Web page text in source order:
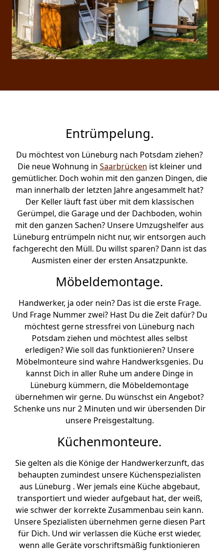
Entrümpelung.
Du möchtest von Lüneburg nach Potsdam ziehen?
Die neue Wohnung in Saarbrücken ist kleiner und
gemütlicher. Doch wohin mit den ganzen Dingen, die
man innerhalb der letzten Jahre angesammelt hat?
Der Keller läuft fast über mit dem klassischen
Gerümpel, die Garage und der Dachboden, wohin
mit den ganzen Sachen? Unsere Umzugshelfer aus
Lüneburg entrümpeln nicht nur, wir entsorgen auch
fachgerecht den Müll. Du willst sparen? Dann ist das
Ausmisten einer der ersten Ansatzpunkte.
Möbeldemontage.
Handwerker, ja oder nein? Das ist die erste Frage.
Und Frage Nummer zwei? Hast Du die Zeit dafür? Du
möchtest gerne stressfrei von Lüneburg nach
Potsdam ziehen und möchtest alles selbst
erledigen? Wie soll das funktionieren? Unsere
Möbelmonteure sind wahre Handwerksgenies. Du
kannst Dich in aller Ruhe um andere Dinge in
Lüneburg kümmern, die Möbeldemontage
übernehmen wir gerne. Du wünschst ein Angebot?
Schenke uns nur 2 Minuten und wir übersenden Dir
unsere Preisgestaltung.
Küchenmonteure.
Sie gelten als die Könige der Handwerkerzunft, das
behaupten zumindest unsere Küchenspezialisten
aus Lüneburg . Wer jemals eine Küche abgebaut,
transportiert und wieder aufgebaut hat, der weiß,
wie schwer der korrekte Zusammenbau sein kann.
Unsere Spezialisten übernehmen gerne diesen Part
für Dich. Und wir verlassen die Küche erst wieder,
wenn alle Geräte vorschriftsmäßig funktionieren